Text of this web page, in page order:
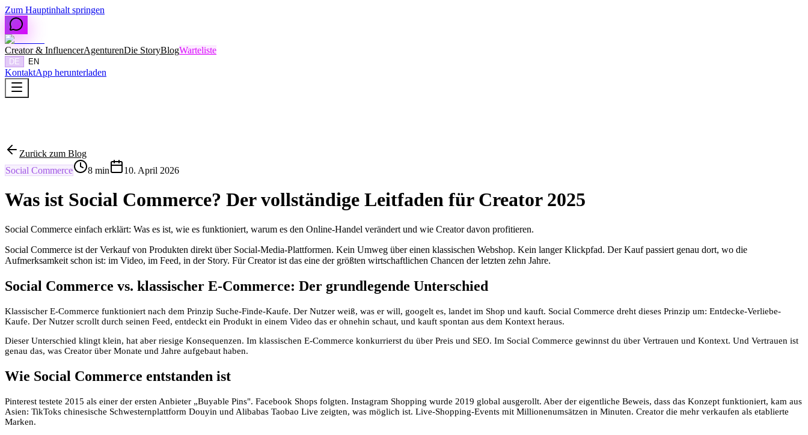
Zum Hauptinhalt springen
Creator & InfluencerAgenturenDie StoryBlogWarteliste
DE EN
KontaktApp herunterladen
Zurück zum Blog
Social Commerce
8 min 10. April 2026
Was ist Social Commerce? Der vollständige Leitfaden für Creator 2025
Social Commerce einfach erklärt: Was es ist, wie es funktioniert, warum es den Online-Handel verändert und wie Creator davon profitieren.
Social Commerce ist der Verkauf von Produkten direkt über Social-Media-Plattformen. Kein Umweg über einen klassischen Webshop. Kein langer Klickpfad. Der Kauf passiert genau dort, wo die
Aufmerksamkeit schon ist: im Video, im Feed, in der Story. Für Creator ist das eine der größten wirtschaftlichen Chancen der letzten zehn Jahre.
Social Commerce vs. klassischer E-Commerce: Der grundlegende Unterschied
Klassischer E-Commerce funktioniert nach dem Prinzip Suche-Finde-Kaufe. Der Nutzer weiß, was er will, googelt es, landet im Shop und kauft. Social Commerce dreht dieses Prinzip um: Entdecke-Verliebe-
Kaufe. Der Nutzer scrollt durch seinen Feed, entdeckt ein Produkt in einem Video das er ohnehin schaut, und kauft spontan aus dem Kontext heraus.
Dieser Unterschied klingt klein, hat aber riesige Konsequenzen. Im klassischen E-Commerce konkurrierst du über Preis und SEO. Im Social Commerce gewinnst du über Vertrauen und Kontext. Und Vertrauen ist
genau das, was Creator über Monate und Jahre aufgebaut haben.
Wie Social Commerce entstanden ist
Pinterest testete 2015 als einer der ersten Anbieter „Buyable Pins". Facebook Shops folgten. Instagram Shopping wurde 2019 global ausgerollt. Aber der eigentliche Beweis, dass das Konzept funktioniert, kam aus
Asien: TikToks chinesische Schwesternplattform Douyin und Alibabas Taobao Live zeigten, was möglich ist. Live-Shopping-Events mit Millionenumsätzen in Minuten. Creator die mehr verkaufen als etablierte
Marken.